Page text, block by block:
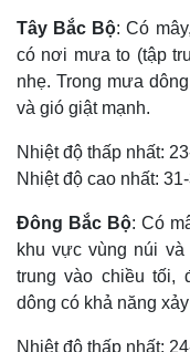
Tây Bắc Bộ: Có
có nơi mưa to (tập
nhẹ. Trong mưa
và gió giật mạnh.
Nhiệt độ thấp nhất:
Nhiệt độ cao nhất:
Đông Bắc Bộ: Có
khu vực vùng núi
trung vào chiều tối,
dông có khả năng
Nhiệt độ thấp nhất: